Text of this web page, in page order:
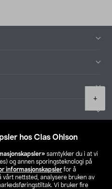
hos Clas Ohlson
samtykker du i at vi
og annen sporingsteknologi på
informasjonskapsler for å
nettsted, analysere bruken av
Vi bruker fire
+
din butikk
FI